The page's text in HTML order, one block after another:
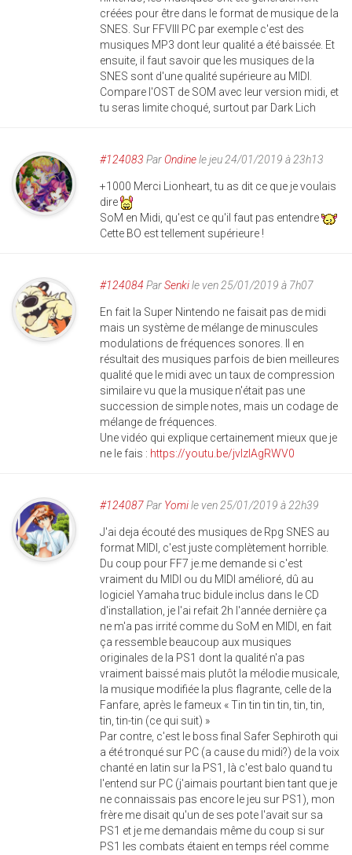
créées pour être dans le format de musique de la
SNES. Sur FFVIII PC par exemple c'est des
musiques MP3 dont leur qualité a été baissée. Et
ensuite, il faut savoir que les musiques de la
SNES sont d'une qualité supérieure au MIDI.
Compare l'OST de SOM avec leur version midi, et
tu seras limite choqué, surtout par Dark Lich
#124083 ParOndinele jeu 24/01/2019 à 23h13
+1000 Merci Lionheart, tu as dit ce que je voulais
dire
SoM en Midi, qu'est ce qu'il faut pas entendre
Cette BO est tellement supérieure !
#124084 ParSenkile ven 25/01/2019 à 7h07
En fait la Super Nintendo ne faisait pas de midi
mais un système de mélange de minuscules
modulations de fréquences sonores. Il en
résultait des musiques parfois de bien meilleures
qualité que le midi avec un taux de compression
similaire vu que la musique n'était pas une
succession de simple notes, mais un codage de
mélange de fréquences.
Une vidéo qui explique certainement mieux que je
ne le fais : https://youtu.be/jvIzIAgRWV0
#124087Par Yomile ven 25/01/2019 à 22h39
J'ai deja écouté des musiques de Rpg SNES au
format MIDI, c'est juste complètement horrible.
Du coup pour FF7 je.me demande si c'est
vraiment du MIDI ou du MIDI amélioré, dû au
logiciel Yamaha truc bidule inclus dans le CD
d'installation, je l'ai refait 2h l'année dernière ça
ne m'a pas irrité comme du SoM en MIDI, en fait
ça ressemble beaucoup aux musiques
originales de la PS1 dont la qualité n'a pas
vraiment baissé mais plutôt la mélodie musicale,
la musique modifiée la plus flagrante, celle de la
Fanfare, après le fameux « Tin tin tin tin, tin, tin,
tin, tin-tin (ce qui suit) »
Par contre, c'est le boss final Safer Sephiroth qui
a été tronqué sur PC (a cause du midi?) de la voix
chanté en latin sur la PS1, là c'est balo quand tu
l'entend sur PC (j'aimais pourtant bien tant que je
ne connaissais pas encore le jeu sur PS1), mon
frère me disait qu'un de ses pote l'avait sur sa
PS1 et je me demandais même du coup si sur
PS1 les combats étaient en temps réel comme